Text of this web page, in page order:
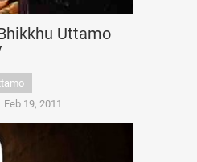
Uttamo
Feb 19, 2011